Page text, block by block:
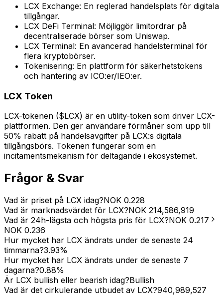
LCX Exchange: En reglerad handelsplats för digitala
tillgångar.
LCX DeFi Terminal: Möjliggör limitordrar på
decentraliserade börser som Uniswap.
LCX Terminal: En avancerad handelsterminal för
flera kryptobörser.
Tokenisering: En plattform för säkerhetstokens
och hantering av ICO:er/IEO:er.
LCX Token
LCX-tokenen ($LCX) är en utility-token som driver LCX-
plattformen. Den ger användare förmåner som upp till
50% rabatt på handelsavgifter på LCX:s digitala
tillgångsbörs. Tokenen fungerar som en
incitamentsmekanism för deltagande i ekosystemet.
Frågor & Svar
Vad är priset på LCX idag?NOK 0.228
Vad är marknadsvärdet för LCX?NOK 214,586,919
Vad är 24h-lägsta och högsta pris för LCX?NOK 0.217
NOK 0.236
Hur mycket har LCX ändrats under de senaste 24
timmarna?3.93%
Hur mycket har LCX ändrats under de senaste 7
dagarna?0.88%
Är LCX bullish eller bearish idag?Bullish
Vad är det cirkulerande utbudet av LCX?940,989,527